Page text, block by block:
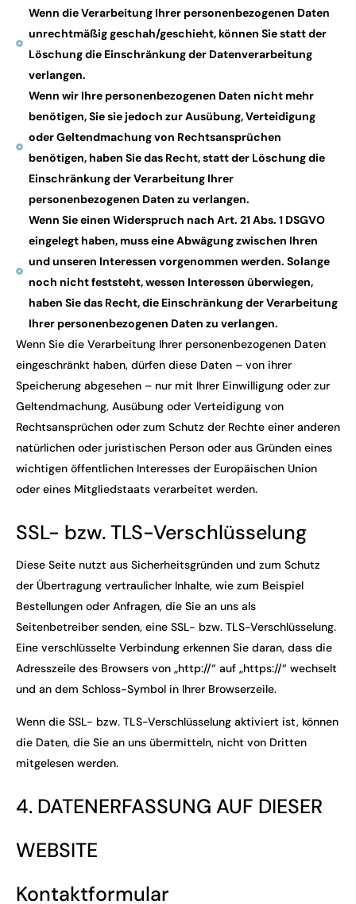
Wenn die Verarbeitung Ihrer personenbezogenen Daten
unrechtmäßig geschah/geschieht, können Sie statt der
Löschung die Einschränkung der Datenverarbeitung
verlangen.
Wenn wir Ihre personenbezogenen Daten nicht mehr
benötigen, Sie sie jedoch zur Ausübung, Verteidigung
oder Geltendmachung von Rechtsansprüchen
benötigen, haben Sie das Recht, statt der Löschung die
Einschränkung der Verarbeitung Ihrer
personenbezogenen Daten zu verlangen.
Wenn Sie einen Widerspruch nach Art. 21 Abs. 1 DSGVO
eingelegt haben, muss eine Abwägung zwischen Ihren
und unseren Interessen vorgenommen werden. Solange
noch nicht feststeht, wessen Interessen überwiegen,
haben Sie das Recht, die Einschränkung der Verarbeitung
Ihrer personenbezogenen Daten zu verlangen.
Wenn Sie die Verarbeitung Ihrer personenbezogenen Daten
eingeschränkt haben, dürfen diese Daten – von ihrer
Speicherung abgesehen – nur mit Ihrer Einwilligung oder zur
Geltendmachung, Ausübung oder Verteidigung von
Rechtsansprüchen oder zum Schutz der Rechte einer anderen
natürlichen oder juristischen Person oder aus Gründen eines
wichtigen öffentlichen Interesses der Europäischen Union
oder eines Mitgliedstaats verarbeitet werden.
SSL- bzw. TLS-Verschlüsselung
Diese Seite nutzt aus Sicherheitsgründen und zum Schutz
der Übertragung vertraulicher Inhalte, wie zum Beispiel
Bestellungen oder Anfragen, die Sie an uns als
Seitenbetreiber senden, eine SSL- bzw. TLS-Verschlüsselung.
Eine verschlüsselte Verbindung erkennen Sie daran, dass die
Adresszeile des Browsers von „http://“ auf „https://“ wechselt
und an dem Schloss-Symbol in Ihrer Browserzeile.
Wenn die SSL- bzw. TLS-Verschlüsselung aktiviert ist, können
die Daten, die Sie an uns übermitteln, nicht von Dritten
mitgelesen werden.
4. DATENERFASSUNG AUF DIESER
WEBSITE
Kontaktformular